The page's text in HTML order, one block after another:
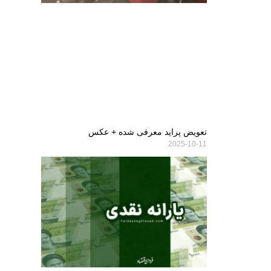
تعویض پراید معرفی شده + عکس
2025-10-11